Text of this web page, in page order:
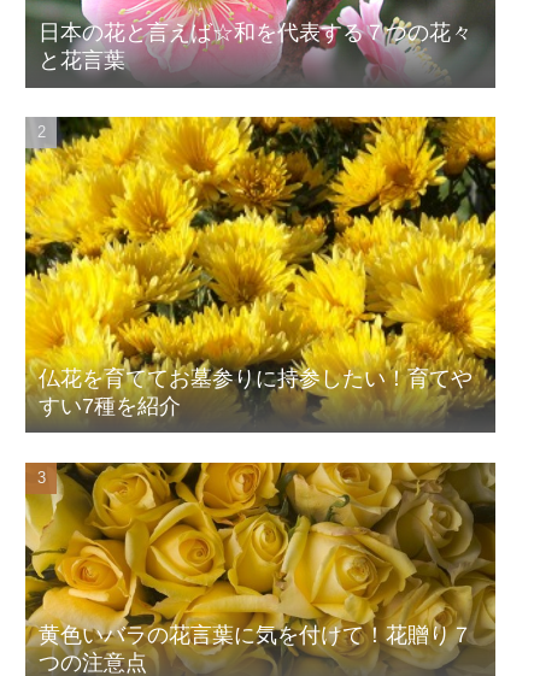
日本の花と言えば☆和を代表する７つの花々
と花言葉
仏花を育ててお墓参りに持参したい！育てや
すい7種を紹介
黄色いバラの花言葉に気を付けて！花贈り７
つの注意点